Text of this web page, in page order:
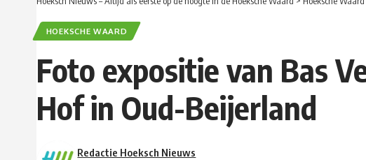
HOEKSCHE WAARD
Foto expositie van Bas
Hof in Oud-Beijerland
Redactie Hoeksch Nieuws